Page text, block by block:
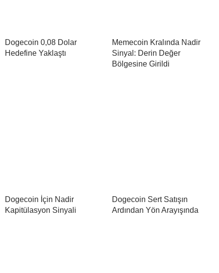
Dogecoin 0,08 Dolar
Hedefine Yaklaştı
Memecoin Kralında Nadir
Sinyal: Derin Değer
Bölgesine Girildi
Dogecoin İçin Nadir
Kapitülasyon Sinyali
Dogecoin Sert Satışın
Ardından Yön Arayışında